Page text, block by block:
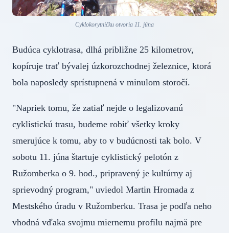
Cyklokorytničku otvoria 11. júna
Budúca cyklotrasa, dlhá približne 25 kilometrov,
kopíruje trať bývalej úzkorozchodnej železnice, ktorá
bola naposledy sprístupnená v minulom storočí.
"Napriek tomu, že zatiaľ nejde o legalizovanú
cyklistickú trasu, budeme robiť všetky kroky
smerujúce k tomu, aby to v budúcnosti tak bolo. V
sobotu 11. júna štartuje cyklistický pelotón z
Ružomberka o 9. hod., pripravený je kultúrny aj
sprievodný program," uviedol Martin Hromada z
Mestského úradu v Ružomberku. Trasa je podľa neho
vhodná vďaka svojmu miernemu profilu najmä pre